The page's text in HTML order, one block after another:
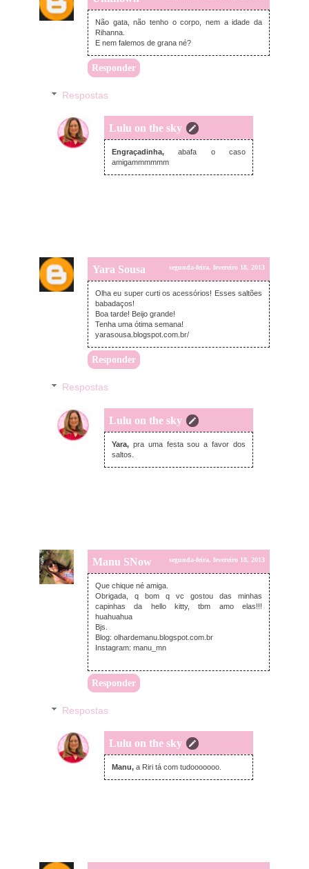
Não gata, não tenho o corpo, nem a idade da
Rihanna.
E nem falemos de grana né?
Responder
Respostas
Lulu on the sky
segunda-feira, fevereiro 18, 2013
Engraçadinha,abafa o caso
amigammmmmm
Yara Sousa segunda-feira, fevereiro 18, 2013
Olha eu super curti os acessórios! Esses saltões
babadaços!
Boa tarde! Beijo grande!
Tenha uma ótima semana!
yarasousa.blogspot.com.br/
Responder
Respostas
Lulu on the sky
segunda-feira, fevereiro 18, 2013
Yara, pra uma festa sou a favor dos
saltos.
Manu SNow segunda-feira, fevereiro 18, 2013
Que chique né amiga.
Obrigada, q bom q vc gostou das minhas
capinhas da hello kitty, tbm amo elas!!!
huahuahua
Bjs.
Blog: olhardemanu.blogspot.com.br
Instagram: manu_mn
Responder
Respostas
Lulu on the sky
segunda-feira, fevereiro 18, 2013
Manu, a Riri tá com tudooooooo.